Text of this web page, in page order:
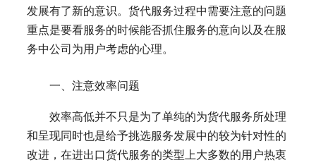
发展有了新的意识。货代服务过程中需要注意的问题
重点是要看服务的时候能否抓住服务的意向以及在服
务中公司为用户考虑的心理。
一、注意效率问题
效率高低并不只是为了单纯的为货代服务所处理
和呈现同时也是给予挑选服务发展中的较为针对性的
改进，在进出口货代服务的类型上大多数的用户热衷